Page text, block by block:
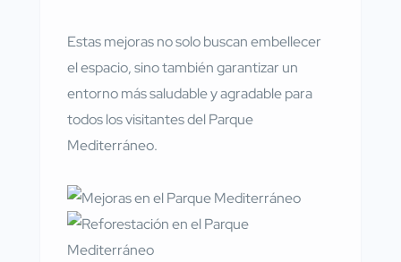
Estas mejoras no solo buscan embellecer
el espacio, sino también garantizar un
entorno más saludable y agradable para
todos los visitantes del Parque
Mediterráneo.